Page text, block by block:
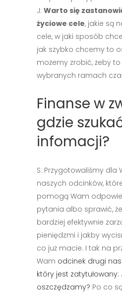
J: Warto się
życiowe cele, jakie są
cele, w jaki sposób
jak szybko chcemy to
możemy zrobić, żeby to
wybranych ramach
Finanse w
gdzie
infomacji?
S: Przygotowaliśmy dla
naszych odcinków,
pomogą Wam
pytania albo sprawić,
bardziej efektywnie
pieniędzmi i jakby
co już macie. I tak na
Wam odcinek drugi
który jest zatytułowany:
oszczędzamy? Po co